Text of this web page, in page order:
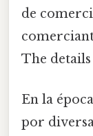
de
The
En la
por